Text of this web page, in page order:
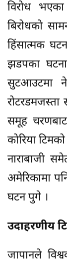
विरोध
बिरोधको
हिंसात्मक
झडपका
सुटआउटमा
समूह चरणबाट
कोरिया
नाराबाजी
अमेरिकामा
घटन पुगे ।
उदाहरणीय
जापानले